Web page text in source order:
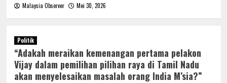
Malaysia Observer Mei 30, 2026
Politik
“Adakah meraikan kemenangan pertama pelakon
Vijay dalam pemilihan pilihan raya di Tamil Nadu
akan menyelesaikan masalah orang India M’sia?”